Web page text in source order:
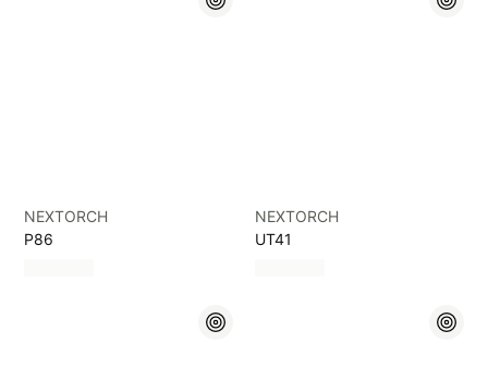
NEXTORCH
P86
NEXTORCH
UT41